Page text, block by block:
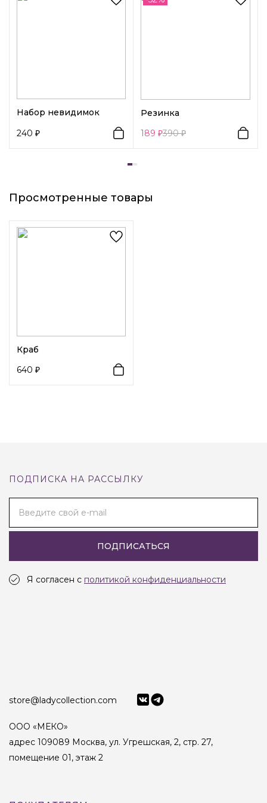
обладательницам средних и длинных волос любой
Набор невидимок
240
Резинка
189
390
Просмотренные товары
Краб
640
ПОДПИСКА НА РАССЫЛКУ
Введите свой e-mail
ПОДПИСАТЬСЯ
Я согласен с политикой конфиденциальности
store@ladycollection.com
ООО «МЕКО»
адрес 109089 Москва, ул. Угрешская, 2, стр. 27,
помещение 01, этаж 2